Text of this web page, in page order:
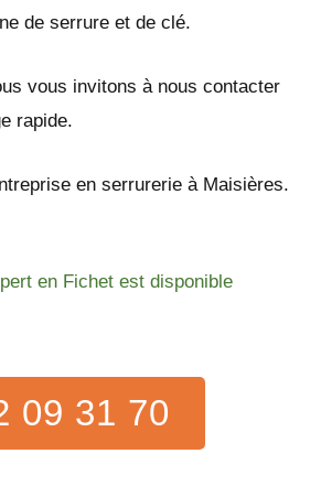
de serrure et de clé.
vous invitons à nous contacter
rapide.
en serrurerie à Maisières.
en Fichet est disponible
09 31 70